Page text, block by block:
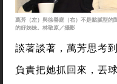
萬芳（左）與徐譽庭（右）不是黏膩型的
的好姊妹。林敬原／攝影
談著談著，萬芳思考
負責把她抓回來，丟